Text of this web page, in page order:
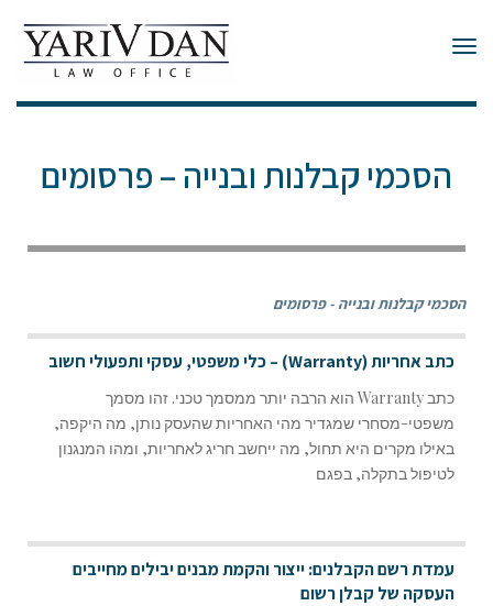
תפריט
הסכמי קבלנות ובנייה – פרסומים
הסכמי קבלנות ובנייה - פרסומים
כתב אחריות (Warranty) – כלי משפטי, עסקי ותפעולי חשוב
כתב Warranty הוא הרבה יותר ממסמך טכני. זהו מסמך
משפטי-מסחרי שמגדיר מהי האחריות שהעסק נותן, מה היקפה,
באילו מקרים היא תחול, מה ייחשב חריג לאחריות, ומהו המנגנון
לטיפול בתקלה, בפגם
עמדת רשם הקבלנים: ייצור והקמת מבנים יבילים מחייבים
העסקה של קבלן רשום